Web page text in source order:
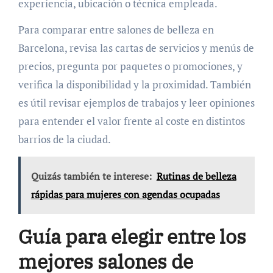
experiencia, ubicación o técnica empleada.
Para comparar entre salones de belleza en
Barcelona, revisa las cartas de servicios y menús de
precios, pregunta por paquetes o promociones, y
verifica la disponibilidad y la proximidad. También
es útil revisar ejemplos de trabajos y leer opiniones
para entender el valor frente al coste en distintos
barrios de la ciudad.
Quizás también te interese: Rutinas de belleza
rápidas para mujeres con agendas ocupadas
Guía para elegir entre los
mejores salones de